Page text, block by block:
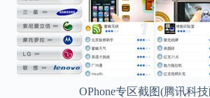
OPhone专区截图(腾讯科